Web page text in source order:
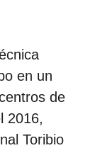
en un
de
2016,
Toribio